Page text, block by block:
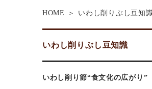
HOME いわし削りぶし豆知
いわし削りぶし豆知識
いわし削り節“食文化の広がり”